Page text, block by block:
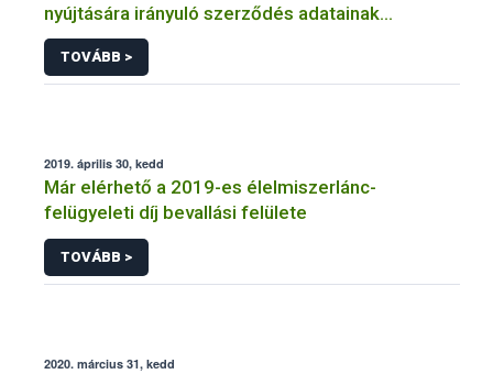
nyújtására irányuló szerződés adatainak
feltöltése
TOVÁBB >
2019. április 30, kedd
Már elérhető a 2019-es élelmiszerlánc-
felügyeleti díj bevallási felülete
TOVÁBB >
2020. március 31, kedd